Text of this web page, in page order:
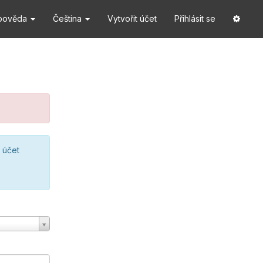
Čeština Vytvořit účet Přihlásit se
účet